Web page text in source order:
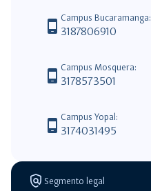
phone_android Campus Bucaramanga:
3187806910
phone_android Campus Mosquera:
3178573501
phone_android Campus Yopal:
3174031495
policy Segmento legal